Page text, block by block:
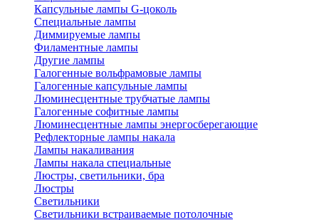
Капсульные лампы G-цоколь
Специальные лампы
Диммируемые лампы
Филаментные лампы
Другие лампы
Галогенные вольфрамовые лампы
Галогенные капсульные лампы
Люминесцентные трубчатые лампы
Галогенные софитные лампы
Люминесцентные лампы энергосберегающие
Рефлекторные лампы накала
Лампы накаливания
Лампы накала специальные
Люстры, светильники, бра
Люстры
Светильники
Светильники встраиваемые потолочные